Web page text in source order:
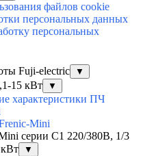
файлов cookie
персональных данных
персональных
Fuji-electric ▼
15 кВт ▼
характеристики ПЧ
Mini
серии C1 220/380В, 1/3
▼